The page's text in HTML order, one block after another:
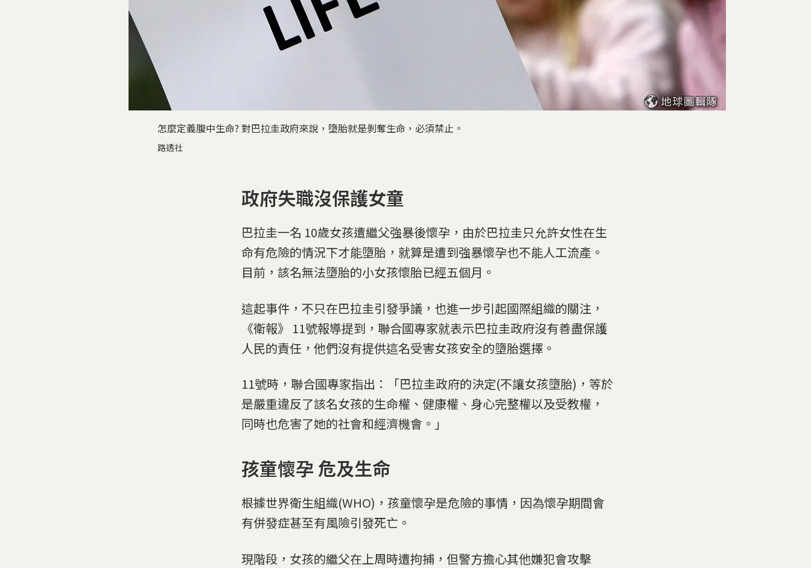
怎麼定義腹中生命? 對巴拉圭政府來說，墮胎就是剝奪生命，必須禁止。
路透社
政府失職沒保護女童
巴拉圭一名 10歲女孩遭繼父強暴後懷孕，由於巴拉圭只允許女性在生
命有危險的情況下才能墮胎，就算是遭到強暴懷孕也不能人工流產。
目前，該名無法墮胎的小女孩懷胎已經五個月。
這起事件，不只在巴拉圭引發爭議，也進一步引起國際組織的關注，
《衛報》 11號報導提到，聯合國專家就表示巴拉圭政府沒有善盡保護
人民的責任，他們沒有提供這名受害女孩安全的墮胎選擇。
11號時，聯合國專家指出：「巴拉圭政府的決定(不讓女孩墮胎)，等於
是嚴重違反了該名女孩的生命權、健康權、身心完整權以及受教權，
同時也危害了她的社會和經濟機會。」
孩童懷孕 危及生命
根據世界衛生組織(WHO)，孩童懷孕是危險的事情，因為懷孕期間會
有併發症甚至有風險引發死亡。
現階段，女孩的繼父在上周時遭拘捕，但警方擔心其他嫌犯會攻擊